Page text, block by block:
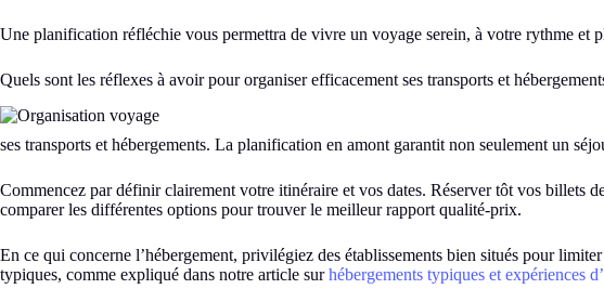
Une planification réfléchie vous permettra de vivre un voyage serein, à votre rythme et
Quels sont les réflexes à avoir pour organiser efficacement ses transports et
ses transports et hébergements. La planification en amont garantit non seulement un
Commencez par définir clairement votre itinéraire et vos dates. Réserver tôt vos billets
comparer les différentes options pour trouver le meilleur rapport qualité-prix.
En ce qui concerne l’hébergement, privilégiez des établissements bien situés pour
typiques, comme expliqué dans notre article surhébergements typiques et expériences